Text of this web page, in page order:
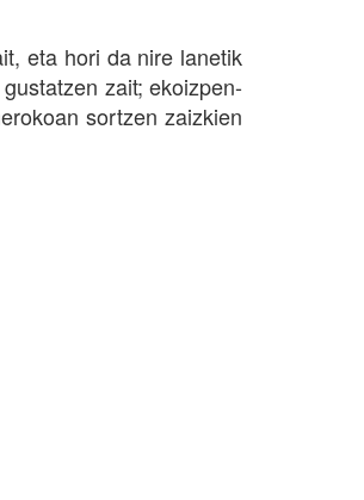
eta hori da nire lanetik
zait; ekoizpen-
sortzen zaizkien